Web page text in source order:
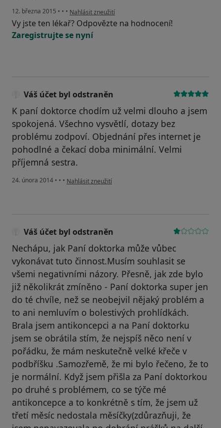
12. března 2015 • • • podle názoru uživatele Váš účet byl odstraněn
Nahlásit zneužití
Vy jste ten lékař? Odpovězte na hodnocení!
Zaregistrujte se nyní
Váš účet byl odstraněn
K paní doktorce chodím už velmi dlouho a jsem
spokojená. Všechno vysvětlí, dotazy bez
problému zodpoví. Objednání přes internet je
pohodlné a čekací doba minimální. Velmi
příjemná sestra.
24. února 2014 • • • podle názoru uživatele Váš účet byl odstraněn
Nahlásit zneužití
Váš účet byl odstraněn
Nechápu, jak Paní doktorka může vůbec
vykonávat tuto činnost.Musím souhlasit se
všemi negativními názory. Přesně, jak zde bylo
již několikrát zmíněno - Paní doktorka super jen
do té chvíle, než se neobejvil nějaký problém a
to ani nemluvím o bolestivých prohlídkách.
Brala jsem antikoncepci a na Paní doktorku
jsem se obrátila stím, že nejspíš něco není v
pořádku, že mám neskutečně velké křeče v
podbříšku .Samozřemě, že mi bylo řečeno, že to
je normální. Když jsem přišla za Paní doktorkou
po druhé s problémem, co se týče mé
antikoncepce a to konkrétně s tím, že jsem už
třetí měsíc nedostala měsíčky(zdůrazňuji, že